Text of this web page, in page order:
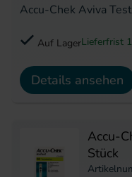
Accu-Chek Aviva
Auf LagerLieferfrist
Details ansehen
Accu-
Stück